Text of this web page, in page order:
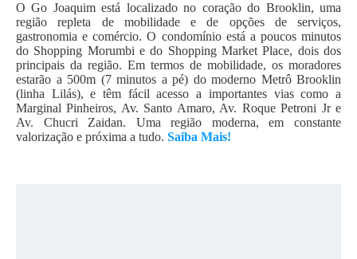
O Go Joaquim está localizado no coração do Brooklin, uma
região repleta de mobilidade e de opções de serviços,
gastronomia e comércio. O condomínio está a poucos minutos
do Shopping Morumbi e do Shopping Market Place, dois dos
principais da região. Em termos de mobilidade, os moradores
estarão a 500m (7 minutos a pé) do moderno Metrô Brooklin
(linha Lilás), e têm fácil acesso a importantes vias como a
Marginal Pinheiros, Av. Santo Amaro, Av. Roque Petroni Jr e
Av. Chucri Zaidan. Uma região moderna, em constante
valorização e próxima a tudo. Saiba Mais!